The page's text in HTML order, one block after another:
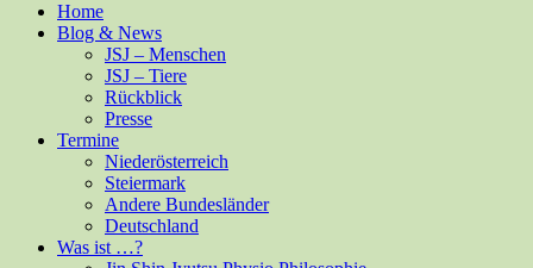
Home
Blog & News
JSJ – Menschen
JSJ – Tiere
Rückblick
Presse
Termine
Niederösterreich
Steiermark
Andere Bundesländer
Deutschland
Was ist …?